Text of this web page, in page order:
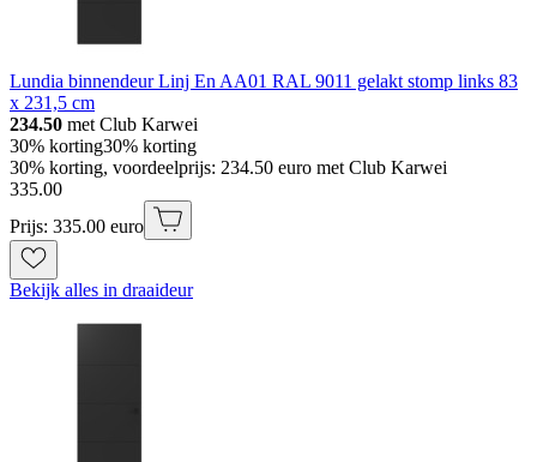
Lundia binnendeur Linj En AA01 RAL 9011 gelakt stomp links 83
x 231,5 cm
234.50 met Club Karwei
30% korting30% korting
30% korting, voordeelprijs: 234.50 euro met Club Karwei
335.00
Prijs: 335.00 euro
Bekijk alles in draaideur